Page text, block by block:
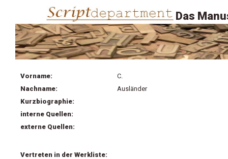
Das
Vorname:
C.
Nachname:
Ausländer
Kurzbiographie:
interne Quellen:
externe Quellen:
Vertreten in der Werkliste: